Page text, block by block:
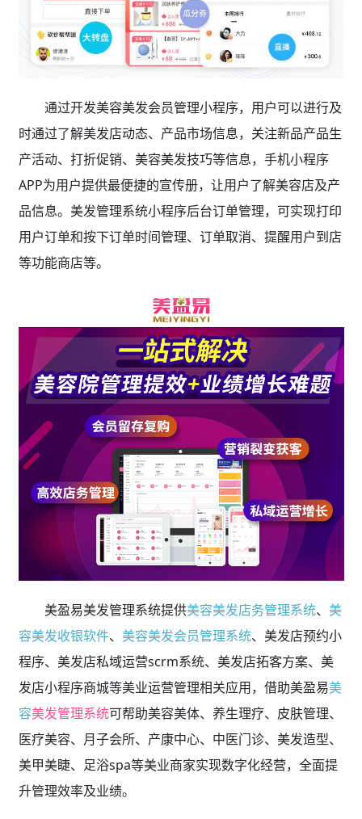
通过开发美容美发会员管理小程序，用户可以进行及
时通过了解美发店动态、产品市场信息，关注新品产品生
产活动、打折促销、美容美发技巧等信息，手机小程序
APP为用户提供最便捷的宣传册，让用户了解美容店及产
品信息。美发管理系统小程序后台订单管理，可实现打印
用户订单和按下订单时间管理、订单取消、提醒用户到店
等功能商店等。
美盈易美发管理系统提供美容美发店务管理系统、 美
容美发收银软件、 美容美发会员管理系统、美发店预约小
程序、美发店私域运营scrm系统、美发店拓客方案、美
发店小程序商城等美业运营管理相关应用，借助美盈易美
容美发管理系统可帮助美容美体、养生理疗、皮肤管理、
医疗美容、月子会所、产康中心、中医门诊、美发造型、
美甲美睫、足浴spa等美业商家实现数字化经营，全面提
升管理效率及业绩。